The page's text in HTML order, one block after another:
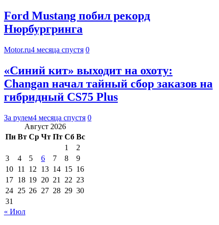
Ford Mustang побил рекорд
Нюрбургринга
Motor.ru4 месяца спустя 0
«Синий кит» выходит на охоту:
Changan начал тайный сбор заказов на
гибридный CS75 Plus
За рулем4 месяца спустя 0
Август 2026
Пн Вт Ср Чт Пт Сб Вс
1
2
3
4 5 6 7 8
9
10 11 12 13 14 15 16
17 18 19 20 21 22 23
24 25 26 27 28 29 30
31
« Июл